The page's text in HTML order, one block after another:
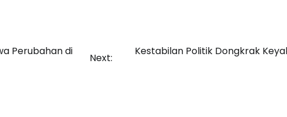
Perubahan di
Next:
Kestabilan Politik Dongkrak